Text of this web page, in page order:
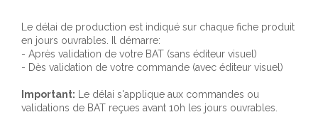
Le délai de production est indiqué sur chaque fiche produit
en jours ouvrables. Il démarre:
- Après validation de votre BAT (sans éditeur visuel)
- Dès validation de votre commande (avec éditeur visuel)
Important: Le délai s'applique aux commandes ou
validations de BAT reçues avant 10h les jours ouvrables.